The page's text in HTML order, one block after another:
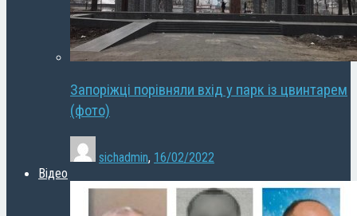
Запоріжці порівняли вхід у парк із цвинтарем
(фото)
sichadmin, 16/02/2022
Відео